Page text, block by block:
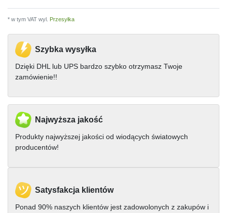
* w tym VAT wyl. Przesyłka
Szybka wysyłka
Dzięki DHL lub UPS bardzo szybko otrzymasz Twoje
zamówienie!!
Najwyższa jakość
Produkty najwyższej jakości od wiodących światowych
producentów!
Satysfakcja klientów
Ponad 90% naszych klientów jest zadowolonych z zakupów i